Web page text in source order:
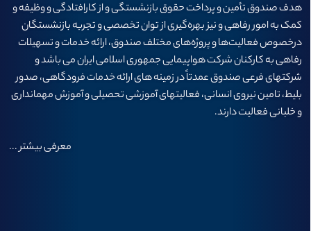
هدف صندوق تأمين و پرداخت حقوق بازنشستگی و از كارافتادگی و وظيفه و
كمک به امور رفاهی و نيز بهره‌گيری از توان تخصصی و تجربه بازنشستگان
درخصوص فعاليت‌ها و پروژه‌های مختلف صندوق، ارائه خدمات و تسهيلات
رفاهی به كاركنان شركت هواپيمايی جمهوری اسلامی ايران می باشد و
شرکتهای فرعی صندوق عمدتاً در زمینه های ارائه خدمات فرودگاهی، صدور
بلیط، تامین نیروی انسانی، فعالیتهای آموزشی تحصیلی و آموزش مهمانداری
و خلبانی فعالیت دارند.
معرفی بیشتر...